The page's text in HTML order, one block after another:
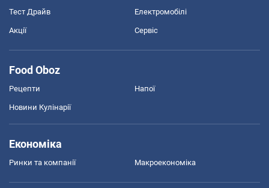
Тест Драйв Електромобілі
Акції Сервіс
Food Oboz
Рецепти Напої
Новини Кулінарії
Економіка
Ринки та компанії Макроекономіка